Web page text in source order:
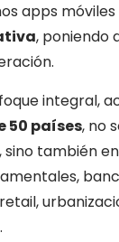
apps móviles
, poniendo
integral,
50 países, no
sino también